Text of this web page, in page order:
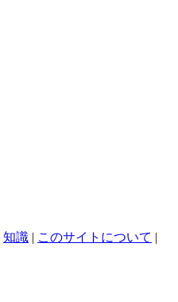
知識 | このサイトについて |